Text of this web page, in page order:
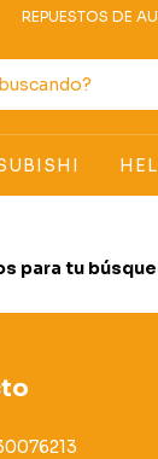
REPUESTOS DE
para tu